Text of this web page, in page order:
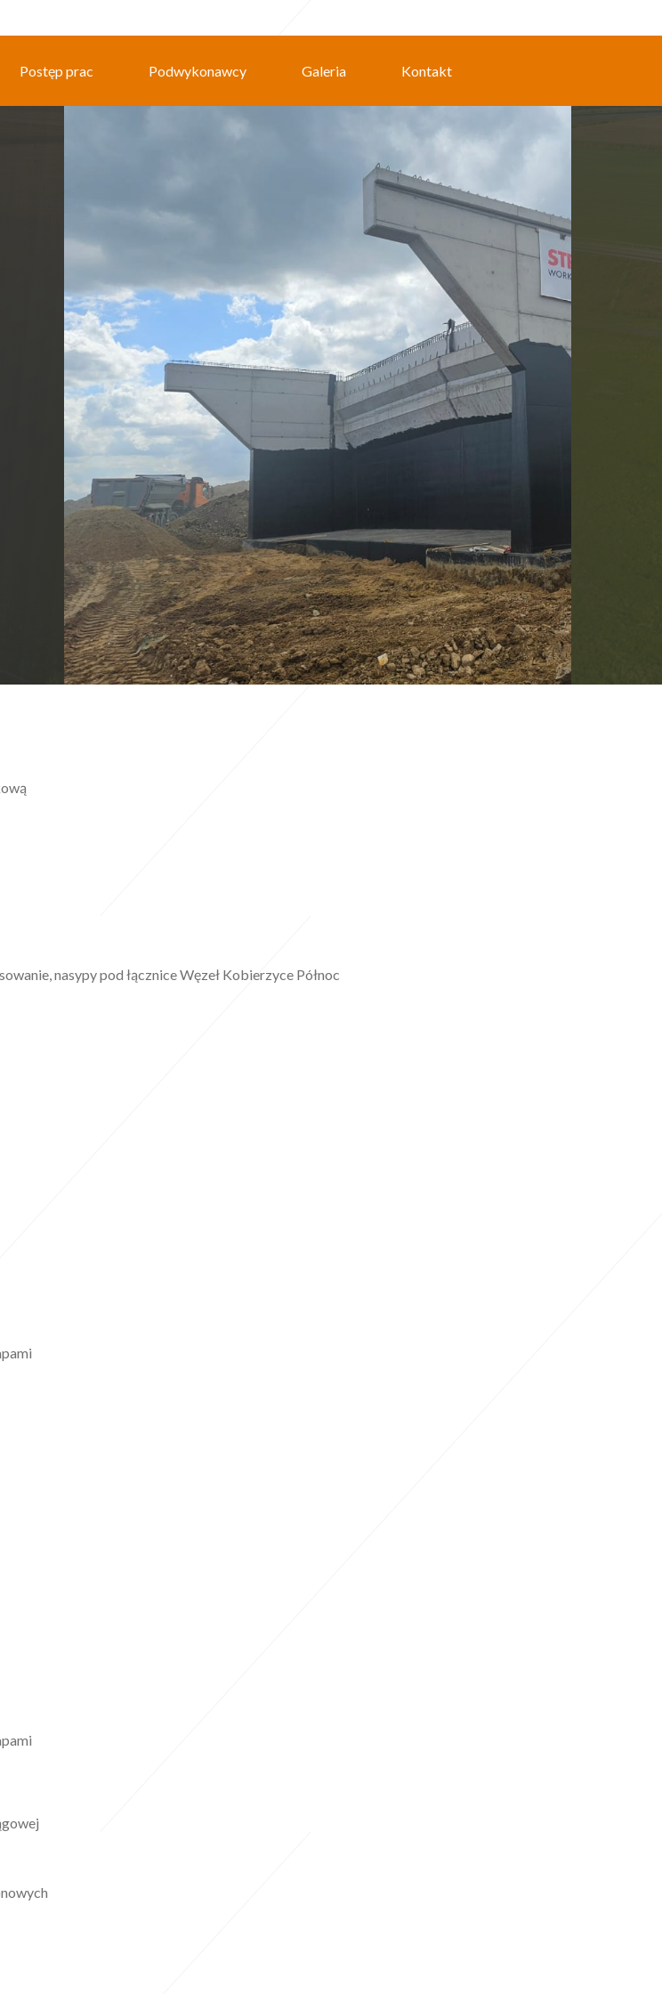
Postęp prac Podwykonawcy Galeria Kontakt
nasypy pod łącznice Węzeł Kobierzyce Północ